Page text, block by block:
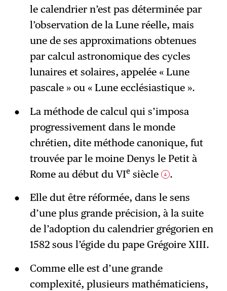
le calendrier n’est pas déterminée par
l’observation de la Lune réelle, mais
une de ses approximations obtenues
par calcul astronomique des cycles
lunaires et solaires, appelée « Lune
pascale » ou « Lune ecclésiastique ».
La méthode de calcul qui s’imposa
progressivement dans le monde
chrétien, dite méthode canonique, fut
trouvée par le moine Denys le Petit à
Rome au début du VIesiècle 4 .
Elle dut être réformée, dans le sens
d’une plus grande précision, à la suite
de l’adoption du calendrier grégorien en
1582 sous l’égide du pape Grégoire XIII.
Comme elle est d’une grande
complexité, plusieurs mathématiciens,